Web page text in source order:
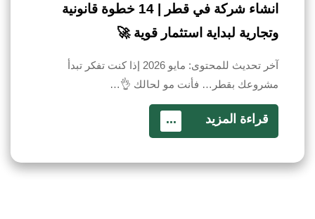
انشاء شركة في قطر | 14 خطوة قانونية
وتجارية لبداية استثمار قوية 🚀
آخر تحديث للمحتوى: مايو 2026 إذا كنت تفكر تبدأ
مشروعك بقطر… فأنت مو لحالك 👌…
قراءة المزيد ...